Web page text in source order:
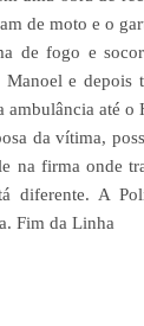
de moto e o
de fogo e
e
até o
da vítima,
na firma onde
diferente. A
Fim da Linha